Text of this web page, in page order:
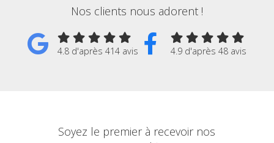
Nos clients nous adorent !
4.8 d'après 414 avis 4.9 d'après 48 avis
Soyez le premier à recevoir nos